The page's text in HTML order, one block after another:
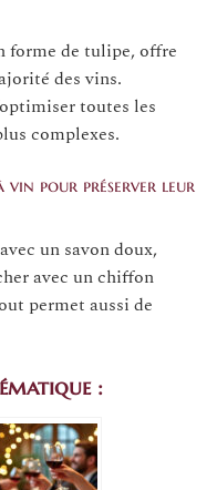
forme de tulipe, offre
des vins.
toutes les
complexes.
vin pour préserver leur
un savon doux,
avec un chiffon
permet aussi de
: